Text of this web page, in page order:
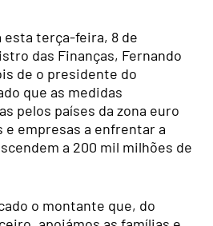
esta terça-feira, 8 de
das Finanças, Fernando
de o presidente do
que as medidas
pelos países da zona euro
e empresas a enfrentar a
a 200 mil milhões de
o montante que, do